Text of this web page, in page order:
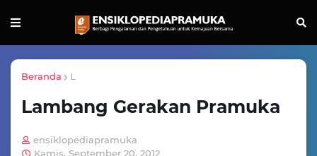
Beranda L
Lambang Gerakan Pramuka
ensiklopediapramuka
Kamis, September 20, 2012